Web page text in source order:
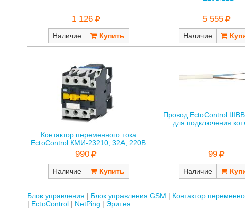
1 126
Наличие
5 555
Наличие
Контактор переменного тока
EctoControl КМИ-23210, 32А, 220В
990
Наличие
Провод EctoControl
для подключения
99
Наличие
Блок управления Блок управления GSM Контактор
EctoControl
NetPing Эритея